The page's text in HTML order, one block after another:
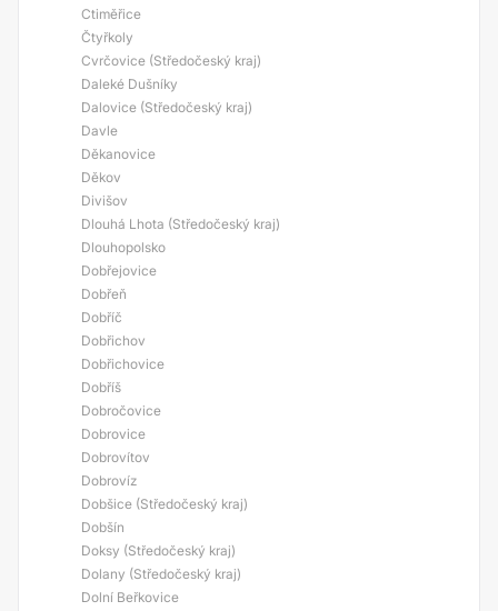
Ctiměřice
Čtyřkoly
Cvrčovice (Středočeský kraj)
Daleké Dušníky
Dalovice (Středočeský kraj)
Davle
Děkanovice
Děkov
Divišov
Dlouhá Lhota (Středočeský kraj)
Dlouhopolsko
Dobřejovice
Dobřeň
Dobříč
Dobřichov
Dobřichovice
Dobříš
Dobročovice
Dobrovice
Dobrovítov
Dobrovíz
Dobšice (Středočeský kraj)
Dobšín
Doksy (Středočeský kraj)
Dolany (Středočeský kraj)
Dolní Beřkovice